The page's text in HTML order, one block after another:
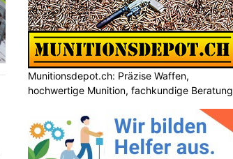
Munitionsdepot.ch: Präzise Waffen,
hochwertige Munition, fachkundige Beratung